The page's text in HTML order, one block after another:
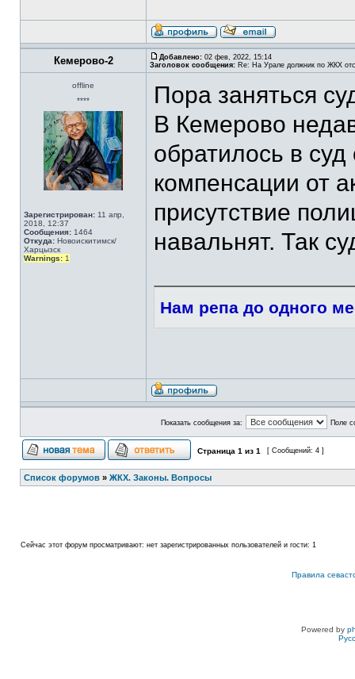
Кемерово-2 Добавлено: 02 фев, 2022, 15:14
Заголовок сообщения: Re: На Урале должник по ЖКХ
offline
****
Зарегистрирован: 11 апр,
2018, 12:37
Сообщения: 1464
Откуда: Новоискитимск/
Харцызск
Warnings: 1
Пора заняться
В Кемерово
обратилось в
компенсации от
присутствие
навальнят. Так
Нам репа до одного
Показать сообщения за: Поле
Страница 1 из 1 [ Сообщений: 4 ]
Список форумов » ЖКХ. Законы. Вопросы
Сейчас этот форум просматривают: нет зарегистрированных пользователей и гости: 1
Правила
Powered by